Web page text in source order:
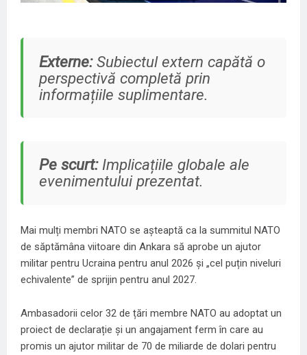
Externe:Subiectul extern capătă o
perspectivă completă prin
informațiile suplimentare.
Pe scurt:Implicațiile globale ale
evenimentului prezentat.
Mai mulți membri NATO se așteaptă ca la summitul NATO
de săptămâna viitoare din Ankara să aprobe un ajutor
militar pentru Ucraina pentru anul 2026 și „cel puțin niveluri
echivalente” de sprijin pentru anul 2027.
Ambasadorii celor 32 de țări membre NATO au adoptat un
proiect de declarație și un angajament ferm în care au
promis un ajutor militar de 70 de miliarde de dolari pentru